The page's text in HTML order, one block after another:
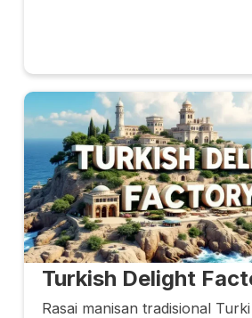
Turkish Delight
Rasai manisan tradisional